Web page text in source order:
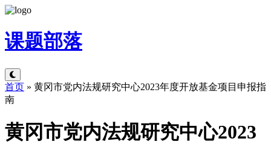
课题部落
首页 » 黄冈市党内法规研究中心2023年度开放基金项目申报指
南
黄冈市党内法规研究中心2023